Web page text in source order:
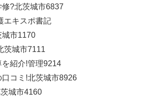
?北茨城市6837
エキスポ書記
城市1170
茨城市7111
紹介!管理9214
コミ!北茨城市8926
城市4160